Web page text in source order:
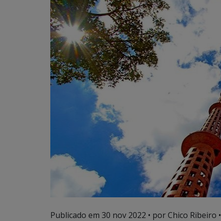
Publicado em 30 nov 2022 • por Chico Ribeiro •